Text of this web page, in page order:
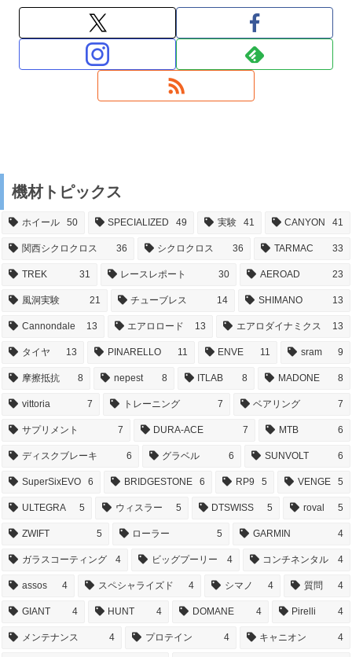
機材トピックス
ホイール 50 SPECIALIZED 49 実験 41 CANYON 41
関西シクロクロス 36 シクロクロス 36 TARMAC 33
TREK 31 レースレポート 30 AEROAD 23
風洞実験 21 チューブレス 14 SHIMANO 13
Cannondale 13 エアロロード 13 エアロダイナミクス 13
タイヤ 13 PINARELLO 11 ENVE 11 sram 9
摩擦抵抗 8 nepest 8 ITLAB 8 MADONE 8
vittoria 7 トレーニング 7 ベアリング 7
サプリメント 7 DURA-ACE 7 MTB 6
ディスクブレーキ 6 グラベル 6 SUNVOLT 6
SuperSixEVO 6 BRIDGESTONE 6 RP9 5 VENGE 5
ULTEGRA 5 ウィスラー 5 DTSWISS 5 roval 5
ZWIFT 5 ローラー 5 GARMIN 4
ガラスコーティング 4 ビッグプーリー 4 コンチネンタル 4
assos 4 スペシャライズド 4 シマノ 4 質問 4
GIANT 4 HUNT 4 DOMANE 4 Pirelli 4
メンテナンス 4 プロテイン 4 キャニオン 4